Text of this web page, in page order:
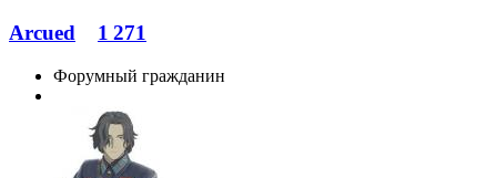
Arcued 1 271
Форумный гражданин